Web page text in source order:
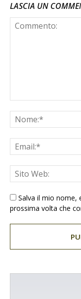
LASCIA UN
Salva il mio nome,
prossima volta che